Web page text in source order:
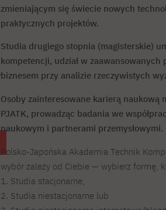
zmieniającym się świecie nowych
praktycznych projektów.
Studia drugiego stopnia (magisterskie)
kompetencji, udział w
biznesem przy analizie rzeczywistych
Osoby zainteresowane karierą naukową
PJATK, prowadząc badania we
naukowym i partnerami przemysłowymi.
Polsko-Japońska Akademia Technik
wybór zależy od Ciebie — wybierz formę,
1. Studia stacjonarne,
2. Studia niestacjonarne lub